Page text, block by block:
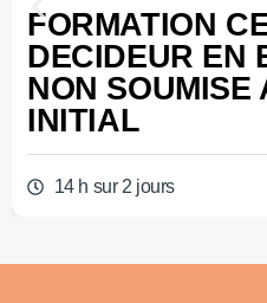
FORMATION
DECIDEUR EN
NON SOUMISE
INITIAL
14 h sur 2 jours